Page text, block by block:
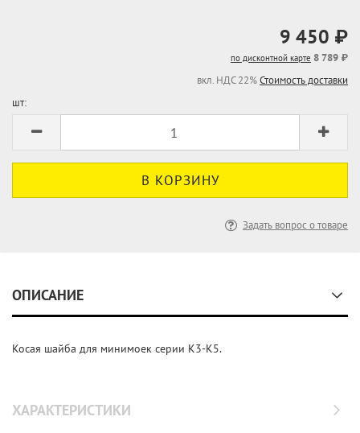
9 450 ₽
по дисконтной карте 8 789 ₽
вкл. НДС 22%Стоимость доставки
шт:
Задать вопрос о товаре
ОПИСАНИЕ
Косая шайба для минимоек серии K3-K5.
ХАРАКТЕРИСТИКИ